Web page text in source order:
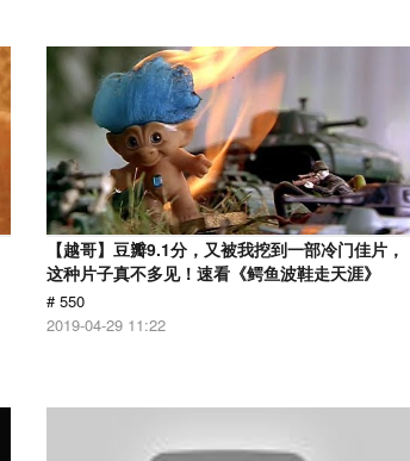
【越哥】豆瓣9.1分，又被我挖到一部冷门佳片，
这种片子真不多见！速看《鳄鱼波鞋走天涯》
# 550
2019-04-29 11:22